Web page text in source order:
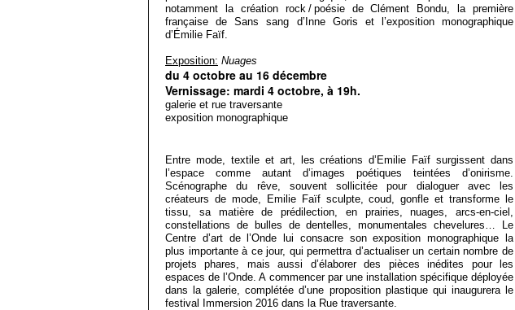
notamment la création rock / poésie de Clément Bondu, la première
française de Sans sang d’Inne Goris et l’exposition monographique
d’Émilie Faïf.
Exposition: Nuages
du 4 octobre au 16 décembre
Vernissage: mardi 4 octobre, à 19h.
galerie et rue traversante
exposition monographique
Entre mode, textile et art, les créations d’Emilie Faïf surgissent dans
l’espace comme autant d’images poétiques teintées d’onirisme.
Scénographe du rêve, souvent sollicitée pour dialoguer avec les
créateurs de mode, Emilie Faïf sculpte, coud, gonfle et transforme le
tissu, sa matière de prédilection, en prairies, nuages, arcs-en-ciel,
constellations de bulles de dentelles, monumentales chevelures… Le
Centre d’art de l’Onde lui consacre son exposition monographique la
plus importante à ce jour, qui permettra d’actualiser un certain nombre de
projets phares, mais aussi d’élaborer des pièces inédites pour les
espaces de l’Onde. A commencer par une installation spécifique déployée
dans la galerie, complétée d’une proposition plastique qui inaugurera le
festival Immersion 2016 dans la Rue traversante.